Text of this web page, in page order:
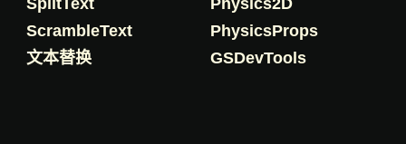
SplitText
ScrambleText
文本替换
Physics2D
PhysicsProps
GSDevTools